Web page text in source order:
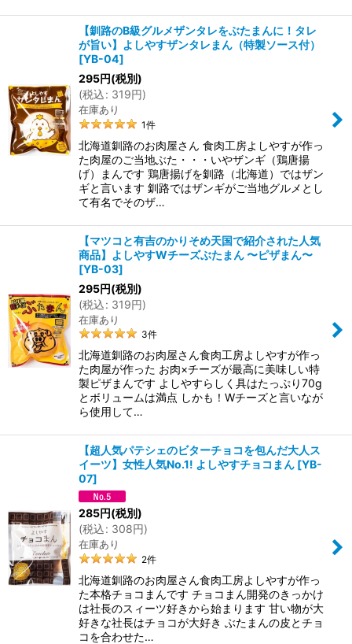
【釧路のB級グルメザンタレをぶたまんに！タレ
が旨い】よしやすザンタレまん（特製ソース付）
[YB-04]
295円(税別)
(税込: 319円)
在庫あり
1件
北海道釧路のお肉屋さん 食肉工房よしやすが作っ
た肉屋のご当地ぶた・・・いやザンギ（鶏唐揚
げ）まんです 鶏唐揚げを釧路（北海道）ではザン
ギと言います 釧路ではザンギがご当地グルメとし
て有名でそのザ…
【マツコと有吉のかりそめ天国で紹介された人気
商品】よしやすWチーズぶたまん 〜ピザまん〜
[YB-03]
295円(税別)
(税込: 319円)
在庫あり
3件
北海道釧路のお肉屋さん食肉工房よしやすが作っ
た肉屋が作った お肉×チーズが最高に美味しい特
製ピザまんです よしやすらしく具はたっぷり70g
とボリュームは満点 しかも！Wチーズと言いなが
ら使用して…
【超人気パテシェのビターチョコを包んだ大人ス
イーツ】女性人気No.1! よしやすチョコまん [YB-
07]
285円(税別)
(税込: 308円)
在庫あり
2件
北海道釧路のお肉屋さん食肉工房よしやすが作っ
た本格チョコまんです チョコまん開発のきっかけ
は社長のスィーツ好きから始まります 甘い物が大
好きな社長はチョコが大好き ぶたまんの皮とチョ
コを合わせた…